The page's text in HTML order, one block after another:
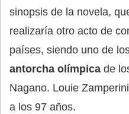
sinopsis de la novela,
realizaría otro acto de
países, siendo uno de
antorcha olímpica de
Nagano. Louie
a los 97 años.